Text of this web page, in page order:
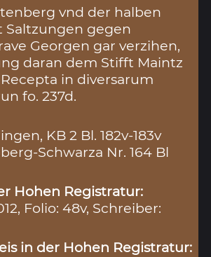
vnd der halben
Saltzungen gegen
Georgen gar verzihen,
daran dem Stifft Maintz
in diversarum
fo. 237d.
KB 2 Bl. 182v-183v
Schwarza Nr. 164 Bl
Hohen Registratur:
Folio: 48v, Schreiber:
in der Hohen Registratur: